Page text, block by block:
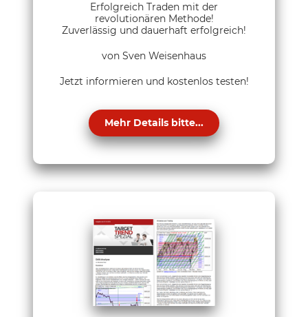
Erfolgreich Traden mit der
revolutionären Methode!
Zuverlässig und dauerhaft erfolgreich!
von Sven Weisenhaus
Jetzt informieren und kostenlos testen!
Mehr Details bitte...